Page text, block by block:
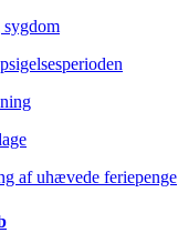
sygdom
af uhævede feriepenge